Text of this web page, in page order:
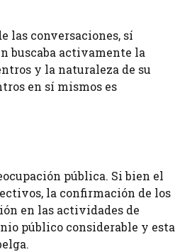
las conversaciones, sí
buscaba activamente la
y la naturaleza de su
en sí mismos es
pública. Si bien el
la confirmación de los
en las actividades de
público considerable y esta